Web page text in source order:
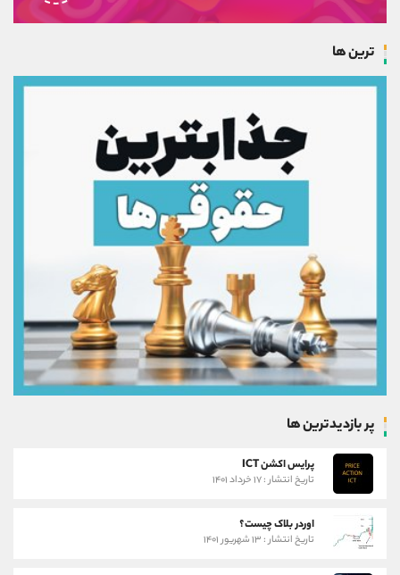
ترین ها
پر بازدیدترین ها
پرایس اکشن ICT
تاریخ انتشار : ۱۷ خرداد ۱۴۰۱
اوردر بلاک چیست؟
تاریخ انتشار : ۱۳ شهریور ۱۴۰۱